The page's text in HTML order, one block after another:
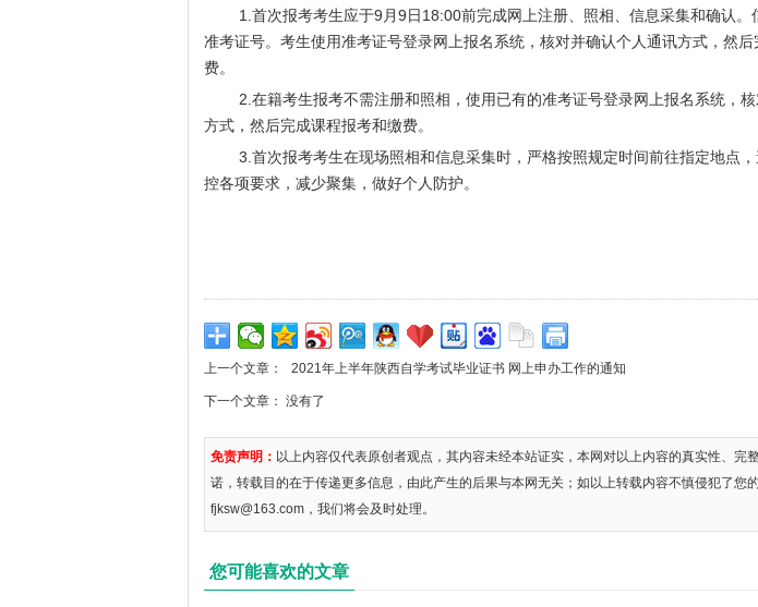
1.首次报考考生应于9月9日18:00前完成网上注册、照相、信息采集和确认。
准考证号。考生使用准考证号登录网上报名系统，核对并确认个人通讯方式，然
费。
2.在籍考生报考不需注册和照相，使用已有的准考证号登录网上报名系统，核
方式，然后完成课程报考和缴费。
3.首次报考考生在现场照相和信息采集时，严格按照规定时间前往指定地点，
控各项要求，减少聚集，做好个人防护。
上一个文章： 2021年上半年陕西自学考试毕业证书 网上申办工作的通知
下一个文章： 没有了
免责声明： 以上内容仅代表原创者观点，其内容未经本站证实，本网对以上内容的真实性、完
诺，转载目的在于传递更多信息，由此产生的后果与本网无关；如以上转载内容不慎侵犯了您
fjksw@163.com，我们将会及时处理。
您可能喜欢的文章